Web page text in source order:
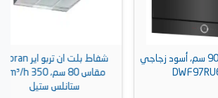
90 سم، أسود زجاجي
شفاط بلت ان تربو اير Moran،
مقاس 80 سم، 350 m³/h -
ستانلس ستيل